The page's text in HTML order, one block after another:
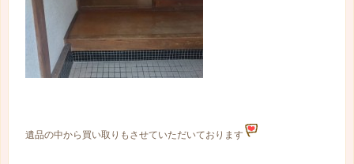
遺品の中から買い取りもさせていただいております